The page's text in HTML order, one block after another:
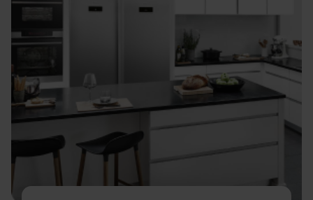
Produktbillede 47FK
Download
Hent alt (5) Hent udvalgt